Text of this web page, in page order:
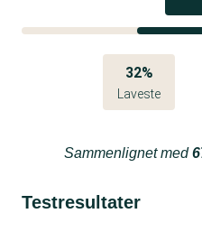
32%
Laveste
Sammenlignet med
Testresultater